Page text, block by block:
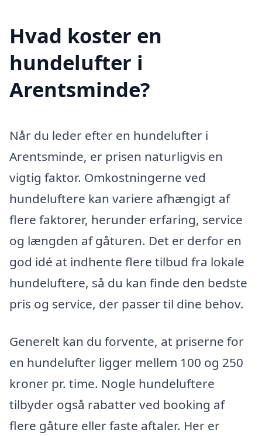
Hvad koster en
hundelufter i
Arentsminde?
Når du leder efter en hundelufter i
Arentsminde, er prisen naturligvis en
vigtig faktor. Omkostningerne ved
hundeluftere kan variere afhængigt af
flere faktorer, herunder erfaring, service
og længden af gåturen. Det er derfor en
god idé at indhente flere tilbud fra lokale
hundeluftere, så du kan finde den bedste
pris og service, der passer til dine behov.
Generelt kan du forvente, at priserne for
en hundelufter ligger mellem 100 og 250
kroner pr. time. Nogle hundeluftere
tilbyder også rabatter ved booking af
flere gåture eller faste aftaler. Her er